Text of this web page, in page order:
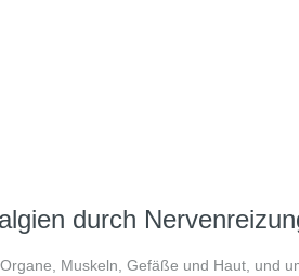
durch
Muskeln, Gefäße und Haut, und